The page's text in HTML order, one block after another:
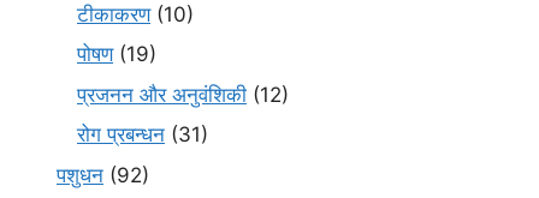
टीकाकरण(10)
पोषण(19)
प्रजनन और अनुवंशिकी (12)
रोग प्रबन्धन (31)
पशुधन (92)